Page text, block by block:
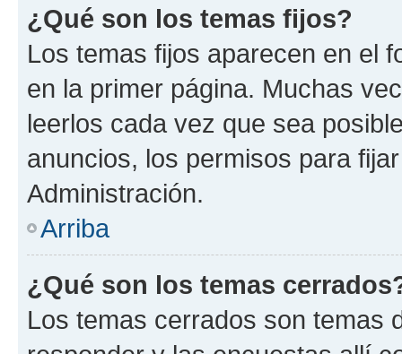
¿Qué son los temas fijos?
Los temas fijos aparecen en el
en la primer página. Muchas
leerlos cada vez que sea
anuncios, los permisos para
Administración.
Arriba
¿Qué son los temas
Los temas cerrados son temas